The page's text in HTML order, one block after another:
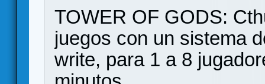
TOWER OF GODS:
juegos con un sistema
write, para 1 a 8